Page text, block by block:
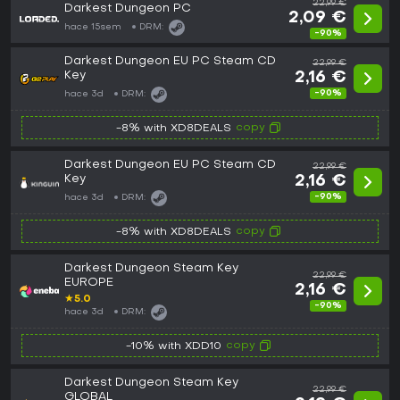
Darkest Dungeon PC
hace 15sem DRM:
22,99 €
2,09 €
-90%
Darkest Dungeon EU PC Steam CD
Key
hace 3d DRM:
22,99 €
2,16 €
-90%
-8% with XD8DEALS copy
Darkest Dungeon EU PC Steam CD
Key
hace 3d DRM:
22,99 €
2,16 €
-90%
-8% with XD8DEALS copy
Darkest Dungeon Steam Key
EUROPE
★5.0
hace 3d DRM:
22,99 €
2,16 €
-90%
-10% with XDD10 copy
Darkest Dungeon Steam Key
GLOBAL
22,99 €